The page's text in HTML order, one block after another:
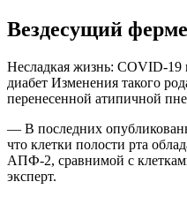
Вездесущий
Несладкая жизнь: COVID-19
диабет Изменения такого
перенесенной атипичной
— В последних
что клетки полости рта
АПФ-2, сравнимой с
эксперт.